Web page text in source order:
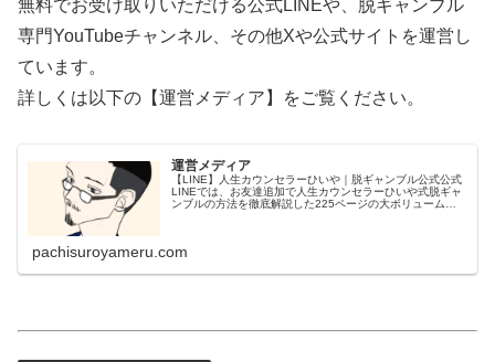
無料でお受け取りいただける公式LINEや、脱ギャンブル
専門YouTubeチャンネル、その他Xや公式サイトを運営し
ています。
詳しくは以下の【運営メディア】をご覧ください。
運営メディア
【LINE】人生カウンセラーひいや｜脱ギャンブル公式公式
LINEでは、お友達追加で人生カウンセラーひいや式脱ギャ
ンブルの方法を徹底解説した225ページの大ボリューム
pachisuroyameru.com